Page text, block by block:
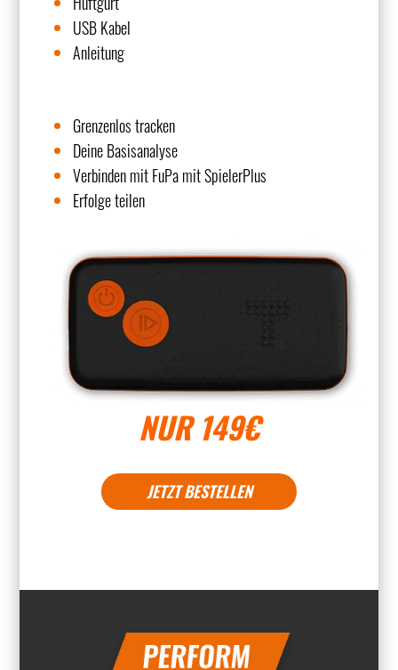
USB Kabel
Anleitung
Grenzenlos tracken
Deine Basisanalyse
Verbinden mit FuPa mit SpielerPlus
Erfolge teilen
NUR 149€
JETZT BESTELLEN